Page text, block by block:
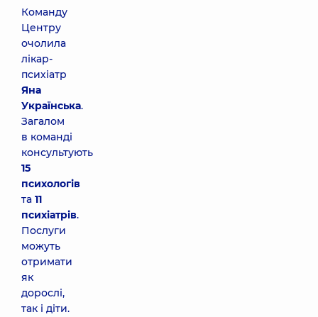
Команду
Центру
очолила
лікар-
психіатр
Яна
Українська.
Загалом
в команді
консультують
15
психологів
та 11
психіатрів.
Послуги
можуть
отримати
як
дорослі,
так і діти.